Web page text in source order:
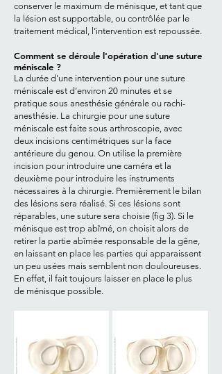
conserver le maximum de ménisque, et tant que
la lésion est supportable, ou contrôlée par le
traitement médical, l’intervention est repoussée.
Comment se déroule l'opération d'une suture
méniscale ?
La durée d'une intervention pour une suture
méniscale est d’environ 20 minutes et se
pratique sous anesthésie générale ou rachi-
anesthésie. La chirurgie pour une suture
méniscale est faite sous arthroscopie, avec
deux incisions centimétriques sur la face
antérieure du genou. On utilise la première
incision pour introduire une caméra et la
deuxième pour introduire les instruments
nécessaires à la chirurgie. Premièrement le bilan
des lésions sera réalisé. Si ces lésions sont
réparables, une suture sera choisie (fig 3). Si le
ménisque est trop abîmé, on choisit alors de
retirer la partie abîmée responsable de la gêne,
en laissant en place les parties qui apparaissent
un peu usées mais semblent non douloureuses.
En effet, il fait toujours laisser en place le plus
de ménisque possible.